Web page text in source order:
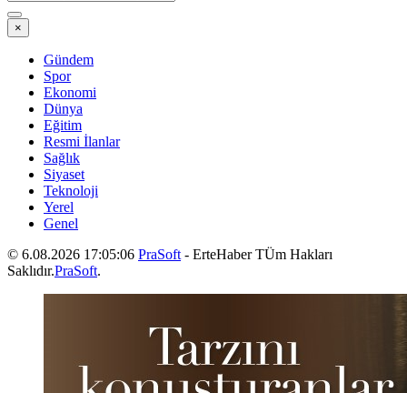
×
Gündem
Spor
Ekonomi
Dünya
Eğitim
Resmi İlanlar
Sağlık
Siyaset
Teknoloji
Yerel
Genel
© 6.08.2026 17:05:06 PraSoft - ErteHaber TÜm Hakları
Saklıdır.PraSoft.